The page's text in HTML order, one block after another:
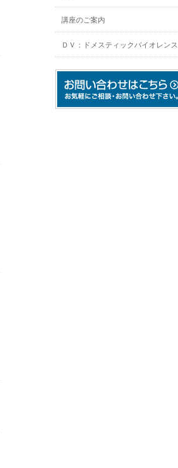
講座のご案内
ＤＶ：ドメスティックバイオレンス